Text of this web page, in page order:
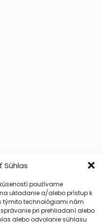
Súhlas
používame
ukladanie a/alebo prístup k
týmito technológiami nám
pri prehliadaní alebo
alebo odvolanie súhlasu